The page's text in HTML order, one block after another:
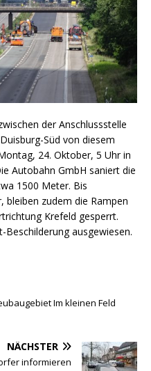
der Anschlussstelle
Süd von diesem
24. Oktober, 5 Uhr in
Autobahn GmbH saniert die
1500 Meter. Bis
bleiben zudem die Rampen
Krefeld gesperrt.
ausgewiesen.
Im kleinen Feld
NÄCHSTER
informieren